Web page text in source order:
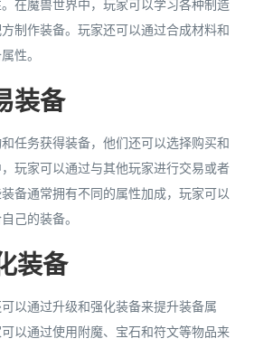
在魔兽世界中，玩家可以学习各种制造
制作装备。玩家还可以通过合成材料和
性。
装备
任务获得装备，他们还可以选择购买和
玩家可以通过与其他玩家进行交易或者
备通常拥有不同的属性加成，玩家可以
己的装备。
装备
以通过升级和强化装备来提升装备属
以通过使用附魔、宝石和符文等物品来